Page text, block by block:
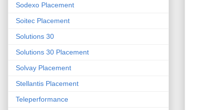
Sodexo Placement
Soitec Placement
Solutions 30
Solutions 30 Placement
Solvay Placement
Stellantis Placement
Teleperformance